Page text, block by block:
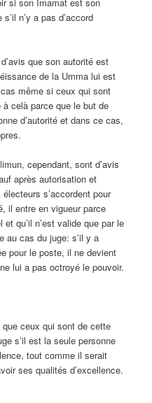
n’y a pas d’accord
que son autorité est
de la Umma lui est
même si ceux qui sont
à celà parce que le but de
d’autorité et dans ce cas,
cependant, sont d’avis
après autorisation et
s’accordent pour
il entre en vigueur parce
qu’il n’est valide que par le
au cas du juge: s’il y a
pour le poste, il ne devient
lui a pas octroyé le pouvoir.
ceux qui sont de cette
s’il est la seule personne
tout comme il serait
ses qualités d’excellence.